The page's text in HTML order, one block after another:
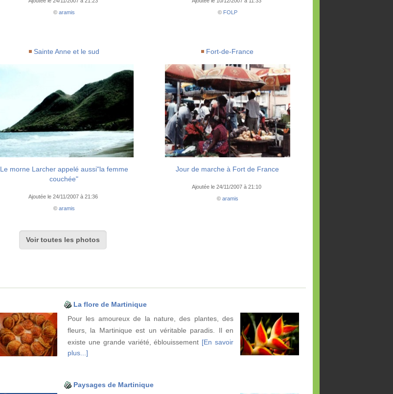
© aramis
© FOLP
Sainte Anne et le sud
Le morne Larcher appelé aussi"la femme
couchée"
Ajoutée le 24/11/2007 à 21:36
© aramis
Fort-de-France
Jour de marche à Fort de France
Ajoutée le 24/11/2007 à 21:10
© aramis
Voir toutes les photos
La flore de Martinique
Pour les amoureux de la nature, des plantes, des
fleurs, la Martinique est un véritable paradis. Il en
existe une grande variété, éblouissement [En savoir
plus...]
Paysages de Martinique